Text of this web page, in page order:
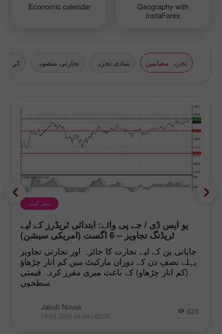
Economic calendar
Geography with
InstaForex
تجزیہ مضامین بنیادی تجزیہ تجارتی منصوبہ کرپٹو
پیش گوئی
یو ایس ڈی / جے پی وائے: ابتدائی ٹریڈرز کے لیے
ٹریڈنگ تجاویز – 6 اگست (امریکی سیشن)
جاپانی ین کے لیے تجارت کا جائزہ اور تجارتی تجاویز
پہلے نصفِ دن کے دوران مارکیٹ میں کم اتار چڑھاؤ
(کم اتار چڑھاو) کے باعث میری مقرر کردہ قیمتی
سطحوں
Jakub Novak
15:05 2026-08-06 +02:00 623